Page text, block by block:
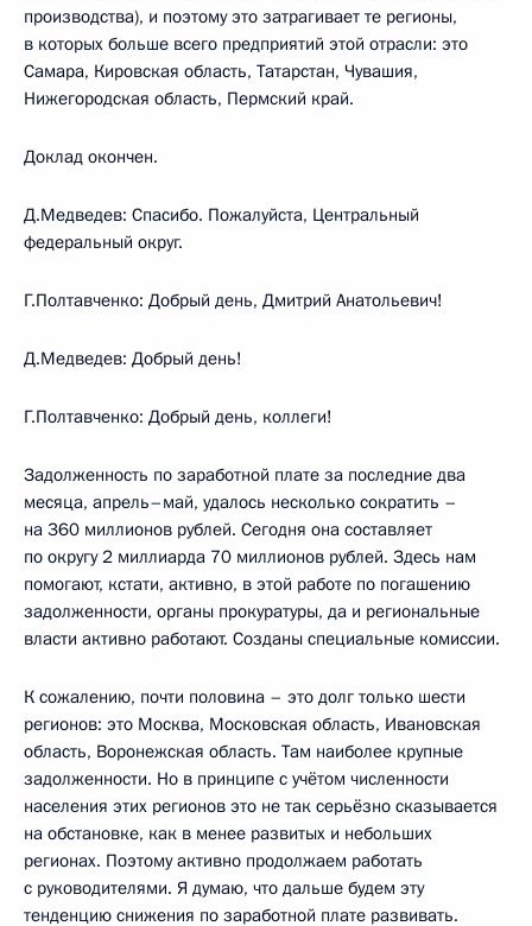
производства), и поэтому это затрагивает те регионы,
в которых больше всего предприятий этой отрасли: это
Самара, Кировская область, Татарстан, Чувашия,
Нижегородская область, Пермский край.
Доклад окончен.
Д.Медведев: Спасибо. Пожалуйста, Центральный
федеральный округ.
Г.Полтавченко: Добрый день, Дмитрий Анатольевич!
Д.Медведев: Добрый день!
Г.Полтавченко: Добрый день, коллеги!
Задолженность по заработной плате за последние два
месяца, апрель–май, удалось несколько сократить –
на 360 миллионов рублей. Сегодня она составляет
по округу 2 миллиарда 70 миллионов рублей. Здесь нам
помогают, кстати, активно, в этой работе по погашению
задолженности, органы прокуратуры, да и региональные
власти активно работают. Созданы специальные комиссии.
К сожалению, почти половина – это долг только шести
регионов: это Москва, Московская область, Ивановская
область, Воронежская область. Там наиболее крупные
задолженности. Но в принципе с учётом численности
населения этих регионов это не так серьёзно сказывается
на обстановке, как в менее развитых и небольших
регионах. Поэтому активно продолжаем работать
с руководителями. Я думаю, что дальше будем эту
тенденцию снижения по заработной плате развивать.